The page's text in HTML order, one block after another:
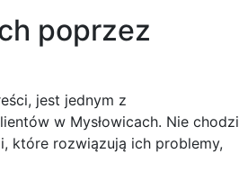
poprzez
jest jednym z
w Mysłowicach. Nie chodzi
które rozwiązują ich problemy,